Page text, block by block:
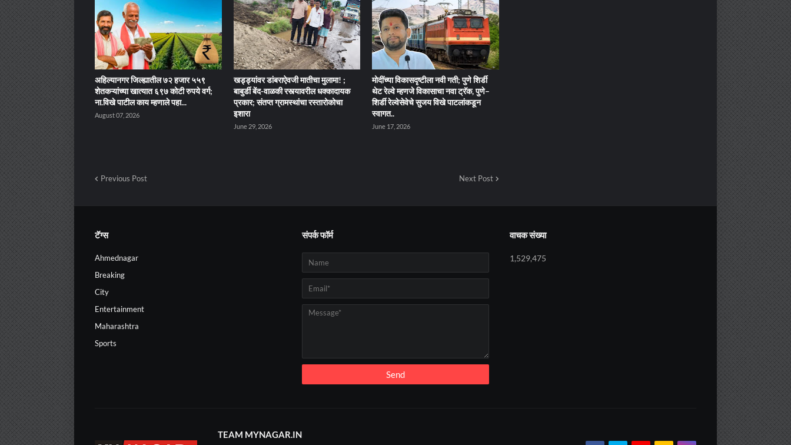
अहिल्यानगर जिल्ह्यातील ७२ हजार ५५९
शेतकऱ्यांच्या खात्यात ६९७ कोटी रुपये वर्ग;
ना.विखे पाटील काय म्हणाले पहा...
August 07, 2026
खड्ड्यांवर डांबराऐवजी मातीचा मुलामा! ;
बाबुर्डी बेंद-वाळकी रस्त्यावरील धक्कादायक
प्रकार; संतप्त ग्रामस्थांचा रस्तारोकोचा
इशारा
June 29, 2026
मोदींच्या विकासदृष्टीला नवी गती; पुणे शिर्डी
थेट रेल्वे म्हणजे विकासाचा नवा ट्रॅक, पुणे–
शिर्डी रेल्वेसेवेचे सुजय विखे पाटलांकडून
स्वागत..
June 17, 2026
Previous Post Next Post
टॅग्स
Ahmednagar
Breaking
City
Entertainment
Maharashtra
Sports
संपर्क फॉर्म वाचक संख्या
1,529,475
TEAM MYNAGAR.IN